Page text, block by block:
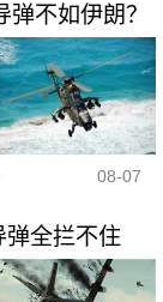
不如伊朗？
08-07
弹全拦不住